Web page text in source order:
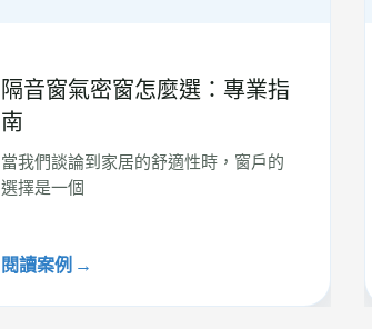
隔音窗氣密窗怎麼選：專業指
南
當我們談論到家居的舒適性時，窗戶的
選擇是一個
閱讀案例